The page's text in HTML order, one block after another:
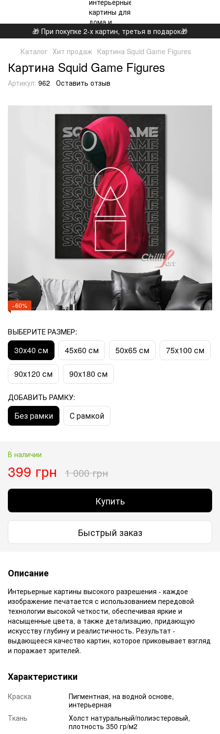
🎁 При покупке 2-х картин, третья в подарок🎁
Каталог Хит продаж Картина Squid Game Figures
Картина Squid Game Figures
Артикул: 962 Оставить отзыв
−60%
ВЫБЕРИТЕ РАЗМЕР:
30х40 см 45х60 см 50х65 см 75х100 см
90х120 см 90x180 см
ДОБАВИТЬ РАМКУ:
Без рамки С рамкой
В наличии
399 грн 1 000 грн
Купить
Быстрый заказ
Описание
Интерьерные картины высокого разрешения - каждое
изображение печатается с использованием передовой
технологии высокой четкости, обеспечивая яркие и
насыщенные цвета, а также детализацию, придающую
искусству глубину и реалистичность. Результат -
выдающееся качество картин, которое приковывает взгляд
и поражает зрителей.
Характеристики
Краска
Пигментная, на водной основе,
интерьерная
Ткань
Холст натуральный/полиэстеровый,
плотность 350 гр/м2